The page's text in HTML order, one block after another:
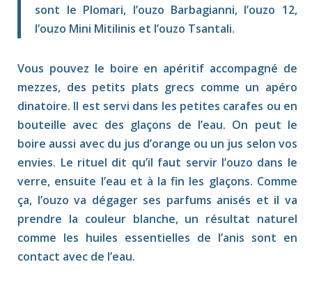
sont le Plomari, l’ouzo Barbagianni, l’ouzo 12,
l’ouzo Mini Mitilinis et l’ouzo Tsantali.
Vous pouvez le boire en apéritif accompagné de
mezzes, des petits plats grecs comme un apéro
dinatoire. Il est servi dans les petites carafes ou en
bouteille avec des glaçons de l’eau. On peut le
boire aussi avec du jus d’orange ou un jus selon vos
envies. Le rituel dit qu’il faut servir l’ouzo dans le
verre, ensuite l’eau et à la fin les glaçons. Comme
ça, l’ouzo va dégager ses parfums anisés et il va
prendre la couleur blanche, un résultat naturel
comme les huiles essentielles de l’anis sont en
contact avec de l’eau.